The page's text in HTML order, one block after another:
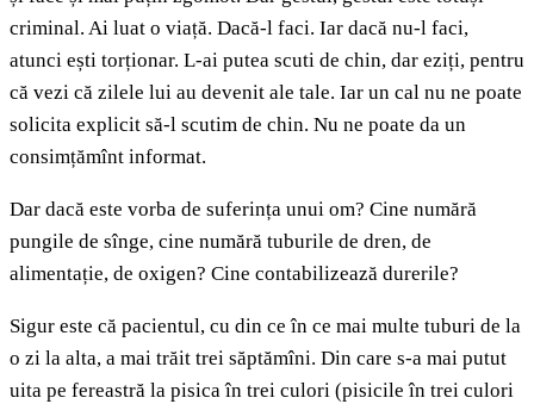
criminal. Ai luat o viață. Dacă-l faci. Iar dacă nu-l faci,
atunci ești torționar. L-ai putea scuti de chin, dar eziți, pentru
că vezi că zilele lui au devenit ale tale. Iar un cal nu ne poate
solicita explicit să-l scutim de chin. Nu ne poate da un
consimțămînt informat.
Dar dacă este vorba de suferința unui om? Cine numără
pungile de sînge, cine numără tuburile de dren, de
alimentație, de oxigen? Cine contabilizează durerile?
Sigur este că pacientul, cu din ce în ce mai multe tuburi de la
o zi la alta, a mai trăit trei săptămîni. Din care s-a mai putut
uita pe fereastră la pisica în trei culori (pisicile în trei culori